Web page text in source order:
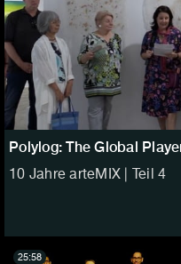
Polylog: The Global
10 Jahre arteMIX | Teil 4
25:58